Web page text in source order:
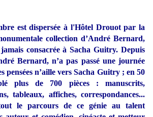
est dispersée à l'Hôtel Drouot par la
collection d’André Bernard,
consacrée à Sacha Guitry. Depuis
Bernard, n’a pas passé une journée
pensées n’aille vers Sacha Guitry ; en 50
plus de 700 pièces : manuscrits,
tableaux, affiches, correspondances...
le parcours de ce génie au talent